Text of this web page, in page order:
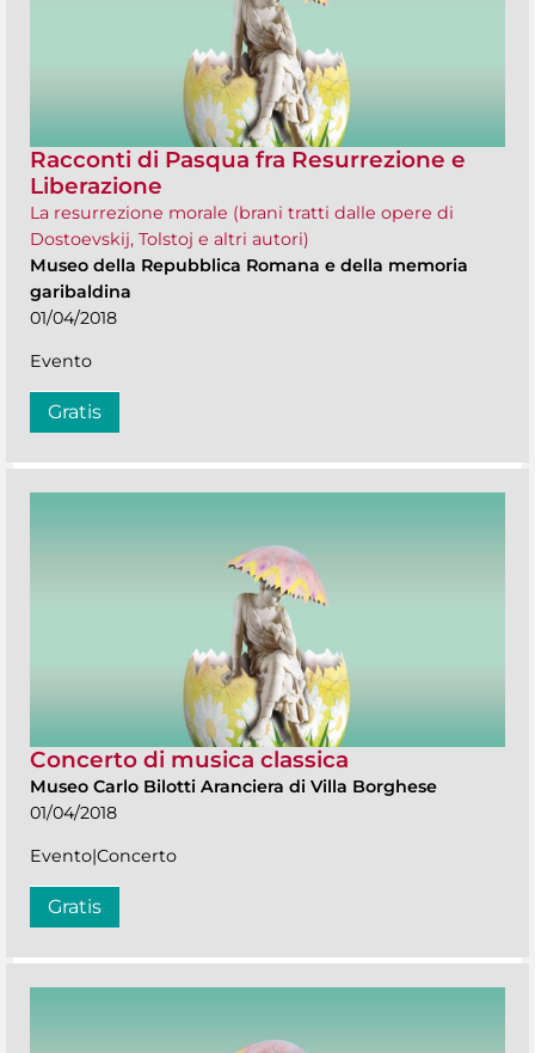
Racconti di Pasqua fra Resurrezione e
Liberazione
La resurrezione morale (brani tratti dalle opere di
Dostoevskij, Tolstoj e altri autori)
Museo della Repubblica Romana e della memoria
garibaldina
01/04/2018
Evento
Gratis
Concerto di musica classica
Museo Carlo Bilotti Aranciera di Villa Borghese
01/04/2018
Evento|Concerto
Gratis